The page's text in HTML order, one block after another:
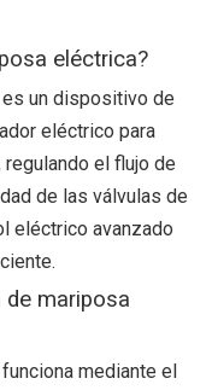
eléctrica?
es un dispositivo de
eléctrico para
el flujo de
de las válvulas de
eléctrico avanzado
de mariposa
mediante el